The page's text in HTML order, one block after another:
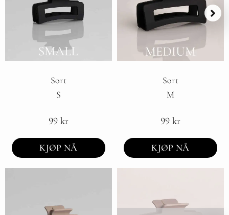
Sort
S
99 kr
KJØP NÅ
Sort
M
99 kr
KJØP NÅ